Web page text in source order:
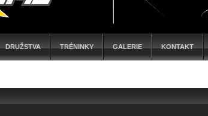
DRUŽSTVA TRÉNINKY GALERIE KONTAKT